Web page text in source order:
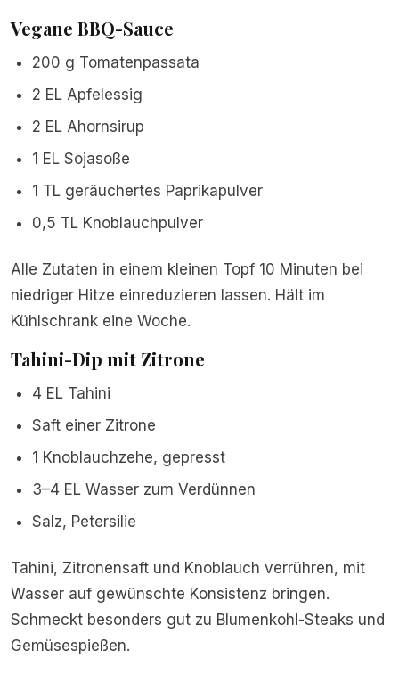
Vegane BBQ-Sauce
200 g Tomatenpassata
2 EL Apfelessig
2 EL Ahornsirup
1 EL Sojasoße
1 TL geräuchertes Paprikapulver
0,5 TL Knoblauchpulver
Alle Zutaten in einem kleinen Topf 10 Minuten bei
niedriger Hitze einreduzieren lassen. Hält im
Kühlschrank eine Woche.
Tahini-Dip mit Zitrone
4 EL Tahini
Saft einer Zitrone
1 Knoblauchzehe, gepresst
3–4 EL Wasser zum Verdünnen
Salz, Petersilie
Tahini, Zitronensaft und Knoblauch verrühren, mit
Wasser auf gewünschte Konsistenz bringen.
Schmeckt besonders gut zu Blumenkohl-Steaks und
Gemüsespießen.